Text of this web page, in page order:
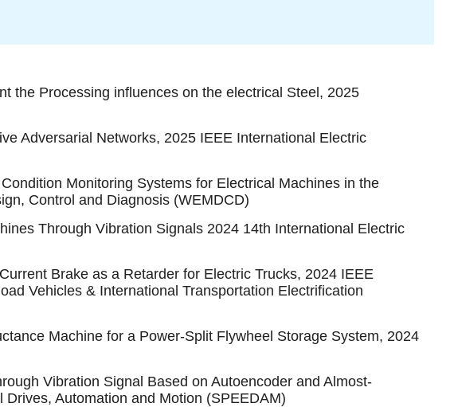
the Processing influences on the electrical Steel, 2025
Adversarial Networks, 2025 IEEE International Electric
Monitoring Systems for Electrical Machines in the
Control and Diagnosis (WEMDCD)
Through Vibration Signals 2024 14th International Electric
Brake as a Retarder for Electric Trucks, 2024 IEEE
Vehicles & International Transportation Electrification
Machine for a Power-Split Flywheel Storage System, 2024
Vibration Signal Based on Autoencoder and Almost-
Automation and Motion (SPEEDAM)